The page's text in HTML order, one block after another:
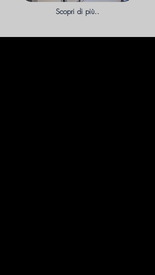
Scopri di più..